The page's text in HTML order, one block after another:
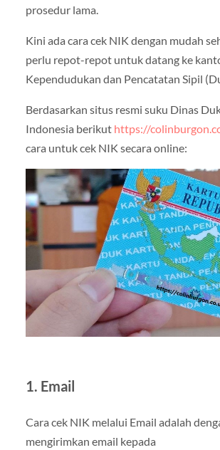
prosedur lama.
Kini ada cara cek NIK dengan mudah
perlu repot-repot untuk datang ke
Kependudukan dan Pencatatan Sipil
Berdasarkan situs resmi suku Dinas
Indonesia berikut https://
cara untuk cek NIK secara online:
1. Email
Cara cek NIK melalui Email adalah
mengirimkan email kepada